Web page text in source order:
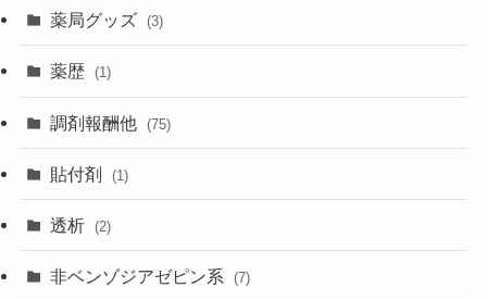
薬局グッズ (3)
薬歴 (1)
調剤報酬他 (75)
貼付剤 (1)
透析 (2)
非ベンゾジアゼピン系 (7)